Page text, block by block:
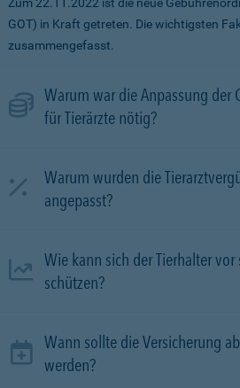
GOT) in Kraft getreten. Die wichtigsten
zusammengefasst.
Warum war die Anpassung der
für Tierärzte nötig?
Warum wurden die
angepasst?
Wie kann sich der Tierhalter
schützen?
Wann sollte die Versicherung
werden?